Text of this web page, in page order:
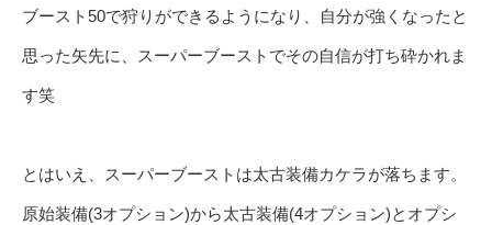
ブースト50で狩りができるようになり、自分が強くなったと
思った矢先に、スーパーブーストでその自信が打ち砕かれま
す笑
とはいえ、スーパーブーストは太古装備カケラが落ちます。
原始装備(3オプション)から太古装備(4オプション)とオプシ